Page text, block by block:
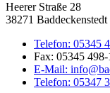
Heerer Straße 28
38271 Baddeckenstedt
Telefon: 05345
Fax: 05345 498-
E-Mail:
Telefon: 05347